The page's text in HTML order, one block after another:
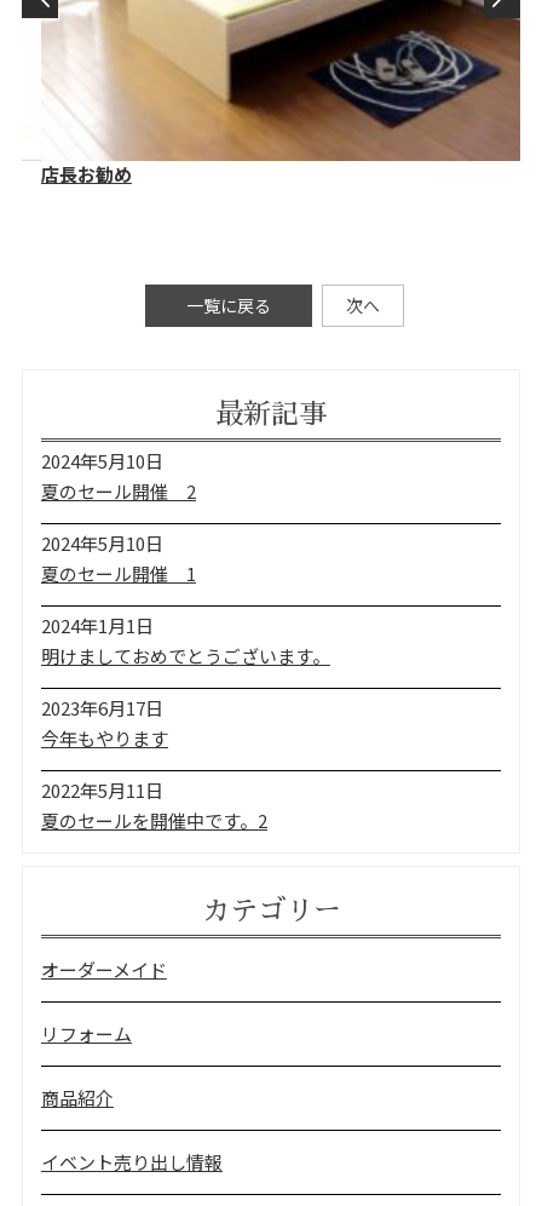
店長お勧め
一覧に戻る 次へ
最新記事
夏のセール開催 2
2024年5月10日
夏のセール開催 1
2024年5月10日
明けましておめでとうございます。
2024年1月1日
今年もやります
2023年6月17日
夏のセールを開催中です。2
2022年5月11日
カテゴリー
オーダーメイド
リフォーム
商品紹介
イベント売り出し情報